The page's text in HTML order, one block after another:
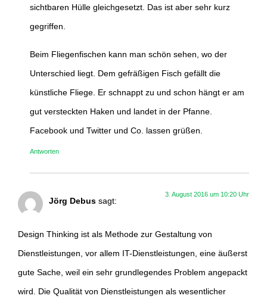
sichtbaren Hülle gleichgesetzt. Das ist aber sehr kurz
gegriffen.
Beim Fliegenfischen kann man schön sehen, wo der
Unterschied liegt. Dem gefräßigen Fisch gefällt die
künstliche Fliege. Er schnappt zu und schon hängt er am
gut versteckten Haken und landet in der Pfanne.
Facebook und Twitter und Co. lassen grüßen.
Antworten
Jörg Debus sagt:
3. August 2016 um 10:20 Uhr
Design Thinking ist als Methode zur Gestaltung von
Dienstleistungen, vor allem IT-Dienstleistungen, eine äußerst
gute Sache, weil ein sehr grundlegendes Problem angepackt
wird. Die Qualität von Dienstleistungen als wesentlicher